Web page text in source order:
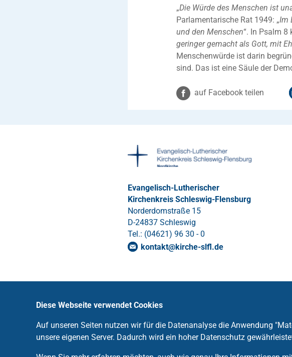
„Die Würde des Menschen ist
Parlamentarische Rat 1949: „Im
und den Menschen“. In Psalm 8
geringer gemacht als Gott, mit
Menschenwürde ist darin
sind. Das ist eine Säule der
auf Facebook teilen
Evangelisch-Lutherischer
Kirchenkreis Schleswig-Flensburg
Norderdomstraße 15
D-24837 Schleswig
Tel.: (04621) 96 30 - 0
kontakt@kirche-slfl.de
Diese Webseite verwendet Cookies
Auf unseren Seiten nutzen wir für die Datenanalyse die Anwendung
unsere eigenen Server. Dadurch wird ein hoher Datenschutz